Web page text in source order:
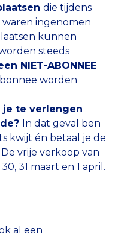
die tijdens
ingenomen
kunnen
steeds
NIET-ABONNEE
worden
te verlengen
In dat geval ben
kwijt én betaal je de
vrije verkoop van
31 maart en 1 april.
al een